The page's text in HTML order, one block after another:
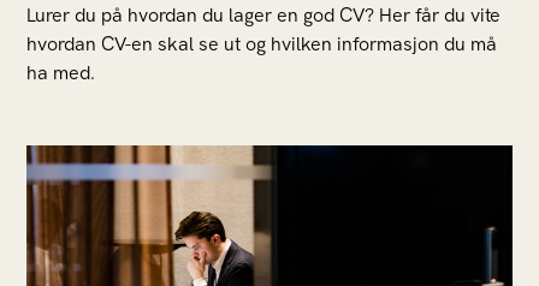
Lurer du på hvordan du lager en god CV? Her får du vite
hvordan CV-en skal se ut og hvilken informasjon du må
ha med.